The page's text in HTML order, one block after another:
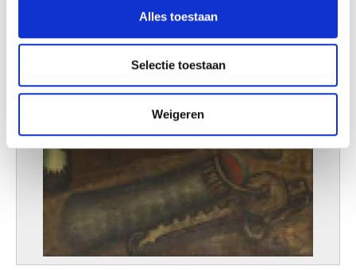
informatie over uw gebruik van onze site met onze
partners voor social media, adverteren en analyse. Deze
verzameld op basis van uw gebruik van hun services.
Alles toestaan
Selectie toestaan
Weigeren